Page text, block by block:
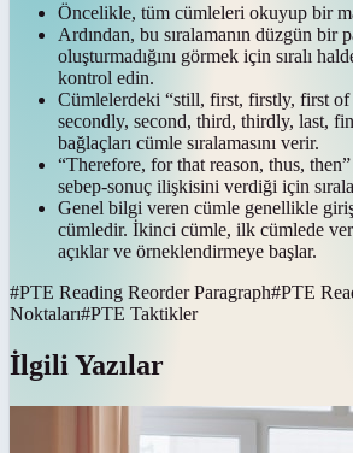
Öncelikle, tüm cümleleri okuyup bir
Ardından, bu sıralamanın düzgün bir
oluşturmadığını görmek için sıralı
kontrol edin.
Cümlelerdeki “still, first, firstly, first
secondly, second, third, thirdly, last,
bağlaçları cümle sıralamasını verir.
“Therefore, for that reason, thus,
sebep-sonuç ilişkisini verdiği için
Genel bilgi veren cümle genellikle
cümledir. İkinci cümle, ilk cümlede
açıklar ve örneklendirmeye başlar.
#PTE Reading Reorder Paragraph#PTE
Noktaları#PTE Taktikler
İlgili Yazılar